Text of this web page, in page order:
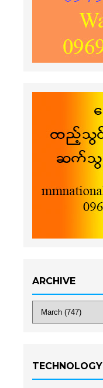
ARCHIVE
TECHNOLOGY